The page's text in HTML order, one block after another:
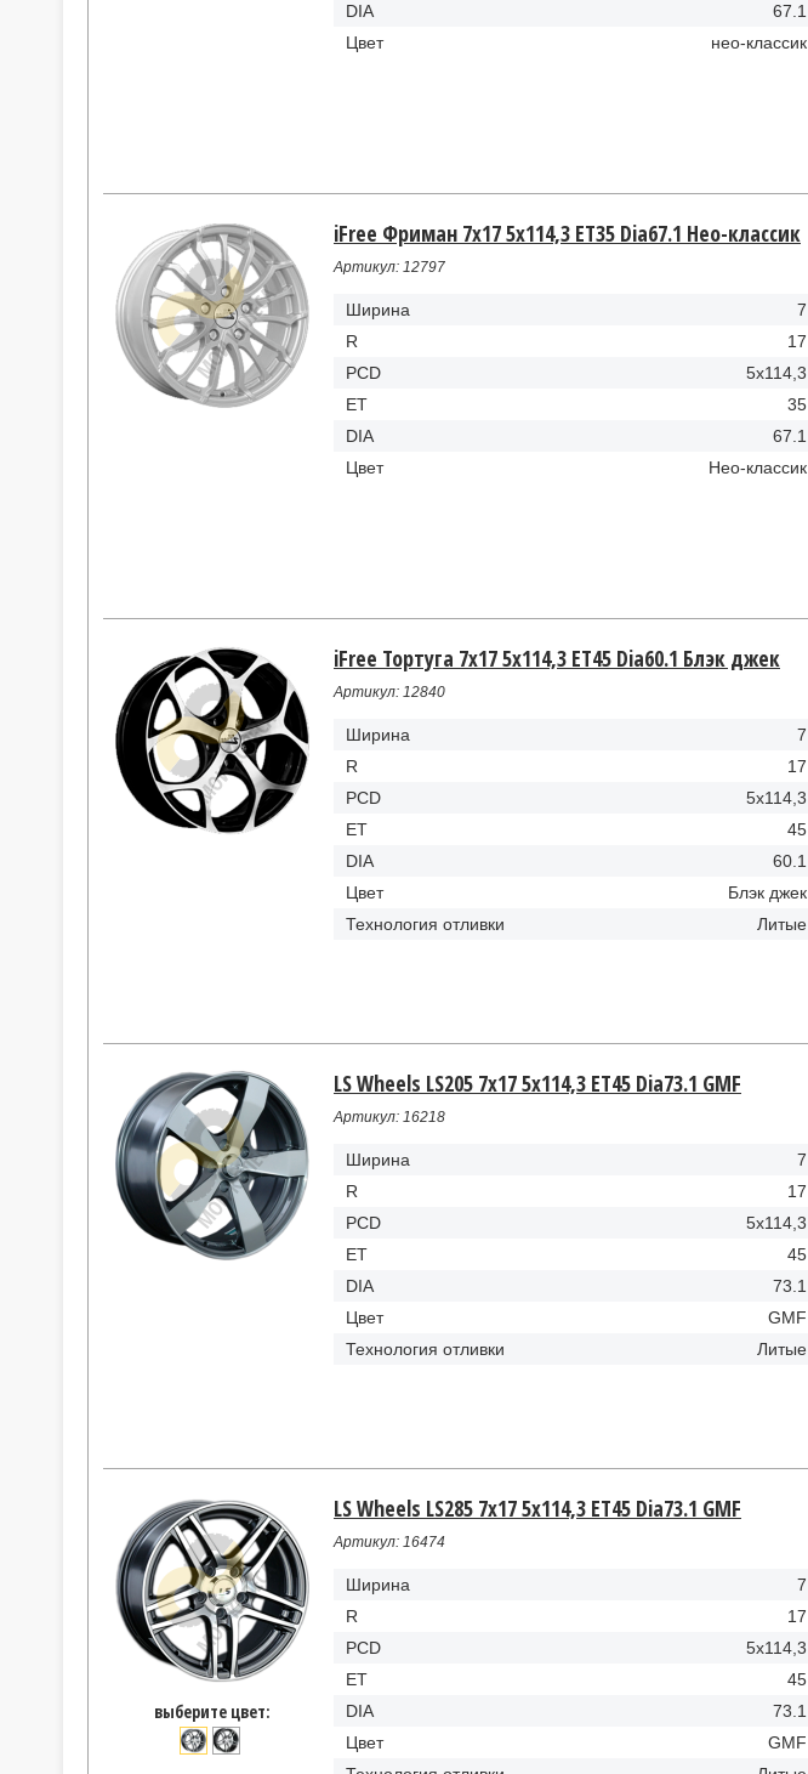
DIA
67.1
Цвет
нео-классик
iFree Фриман 7x17 5x114,3 ET35 Dia67.1 Hео-классик
Артикул: 12797
Ширина
7
R
17
PCD
5x114,3
ET
35
DIA
67.1
Цвет
Hео-классик
iFree Тортуга 7x17 5x114,3 ET45 Dia60.1 Блэк джек
Артикул: 12840
Ширина
7
R
17
PCD
5x114,3
ET
45
DIA
60.1
Цвет
Блэк джек
Технология отливки
Литые
LS Wheels LS205 7x17 5x114,3 ET45 Dia73.1 GMF
Артикул: 16218
Ширина
7
R
17
PCD
5x114,3
ET
45
DIA
73.1
Цвет
GMF
Технология отливки
Литые
выберите цвет:
LS Wheels LS285 7x17 5x114,3 ET45 Dia73.1 GMF
Артикул: 16474
Ширина
7
R
17
PCD
5x114,3
ET
45
DIA
73.1
Цвет
GMF